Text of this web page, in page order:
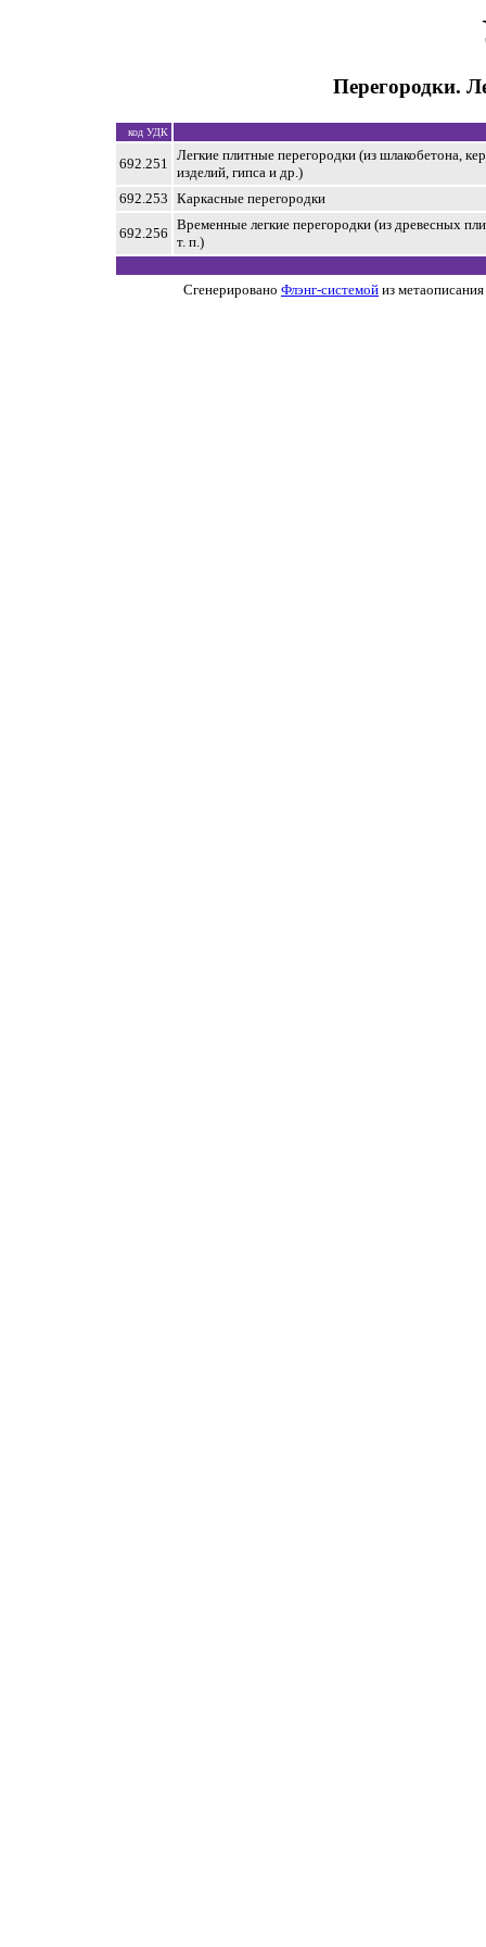
Перегородки.
код УДК
692.251
Легкие плитные перегородки (из шлакобетона,
изделий, гипса и др.)
692.253 Каркасные перегородки
692.256
Временные легкие перегородки (из древесных
т. п.)
Сгенерировано Флэнг-системой из